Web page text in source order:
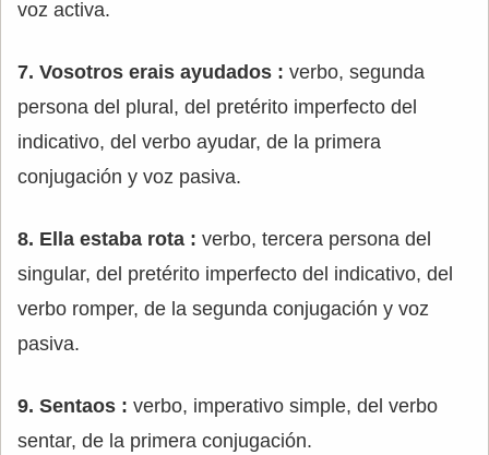
voz activa.
7. Vosotros erais ayudados : verbo, segunda
persona del plural, del pretérito imperfecto del
indicativo, del verbo ayudar, de la primera
conjugación y voz pasiva.
8. Ella estaba rota : verbo, tercera persona del
singular, del pretérito imperfecto del indicativo, del
verbo romper, de la segunda conjugación y voz
pasiva.
9. Sentaos : verbo, imperativo simple, del verbo
sentar, de la primera conjugación.